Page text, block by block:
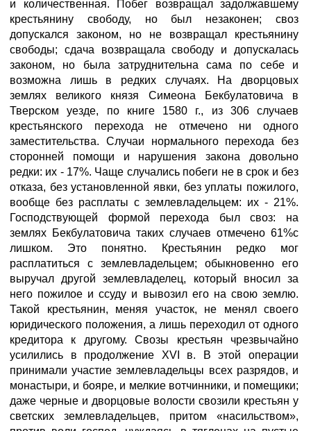
и количественная. Побег возвращал задолжавшему
крестьянину свободу, но был незаконен; своз
допускался законом, но не возвращал крестьянину
свободы; сдача возвращала свободу и допускалась
законом, но была затруднительна сама по себе и
возможна лишь в редких случаях. На дворцовых
землях великого князя Симеона Бекбулатовича в
Тверском уезде, по книге 1580 г., из 306 случаев
крестьянского перехода не отмечено ни одного
заместительства. Случаи нормального перехода без
сторонней помощи и нарушения закона довольно
редки: их - 17%. Чаще случались побеги не в срок и без
отказа, без установленной явки, без уплаты пожилого,
вообще без расплаты с землевладельцем: их - 21%.
Господствующей формой перехода был своз: на
землях Бекбулатовича таких случаев отмечено 61%с
лишком. Это понятно. Крестьянин редко мог
расплатиться с землевладельцем; обыкновенно его
выручал другой землевладелец, который вносил за
него пожилое и ссуду и вывозил его на свою землю.
Такой крестьянин, меняя участок, не менял своего
юридического положения, а лишь переходил от одного
кредитора к другому. Свозы крестьян чрезвычайно
усилились в продолжение XVI в. В этой операции
принимали участие землевладельцы всех разрядов, и
монастыри, и бояре, и мелкие вотчинники, и помещики;
даже черные и дворцовые волости свозили крестьян у
светских землевладельцев, притом «насильством»,